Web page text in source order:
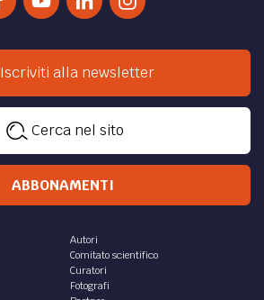
Iscriviti alla newsletter
Cerca nel sito
ABBONAMENTI
Autori
Comitato scientifico
Curatori
Fotografi